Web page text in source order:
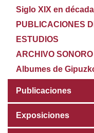
Siglo XIX en
PUBLICACIONES
ESTUDIOS
ARCHIVO SONORO
Albumes de
Publicaciones
Exposiciones